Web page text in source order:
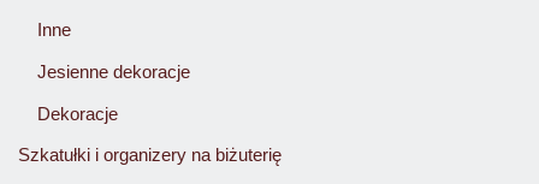
Inne
Jesienne dekoracje
Dekoracje
Szkatułki i organizery na biżuterię